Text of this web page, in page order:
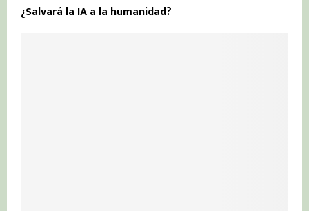
¿Salvará la IA a la humanidad?